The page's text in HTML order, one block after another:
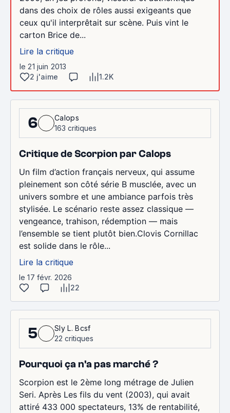
dans des choix de rôles aussi exigeants que
ceux qu'il interprêtait sur scène. Puis vint le
carton Brice de...
Lire la critique
le 21 juin 2013
2 j'aime
1.2K
6
Calops
163 critiques
Critique de Scorpion par Calops
Un film d’action français nerveux, qui assume
pleinement son côté série B musclée, avec un
univers sombre et une ambiance parfois très
stylisée. Le scénario reste assez classique —
vengeance, trahison, rédemption — mais
l’ensemble se tient plutôt bien.Clovis Cornillac
est solide dans le rôle...
Lire la critique
le 17 févr. 2026
22
5
Sly L. Bcsf
22 critiques
Pourquoi ça n'a pas marché ?
Scorpion est le 2ème long métrage de Julien
Seri. Après Les fils du vent (2003), qui avait
attiré 433 000 spectateurs, 13% de rentabilité,